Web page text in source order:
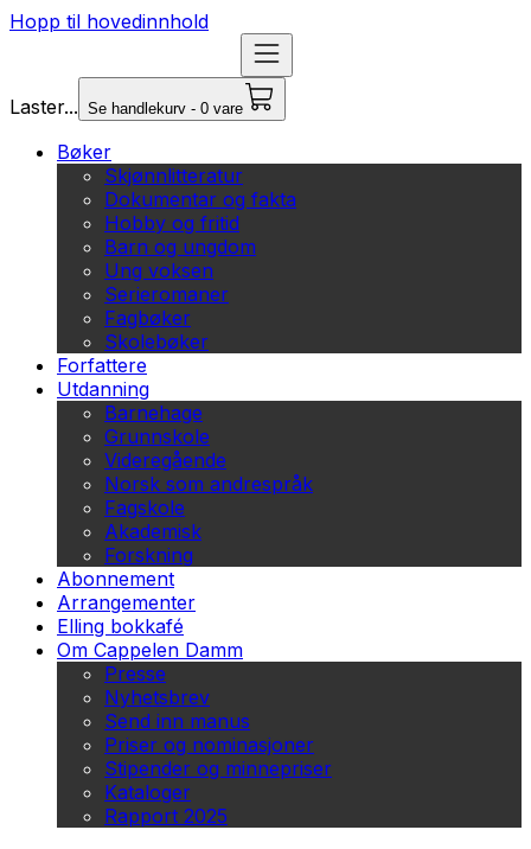
Hopp til hovedinnhold
Laster... Se handlekurv - 0 vare
Bøker
Skjønnlitteratur
Dokumentar og fakta
Hobby og fritid
Barn og ungdom
Ung voksen
Serieromaner
Fagbøker
Skolebøker
Forfattere
Utdanning
Barnehage
Grunnskole
Videregående
Norsk som andrespråk
Fagskole
Akademisk
Forskning
Abonnement
Arrangementer
Elling bokkafé
Om Cappelen Damm
Presse
Nyhetsbrev
Send inn manus
Priser og nominasjoner
Stipender og minnepriser
Kataloger
Rapport 2025